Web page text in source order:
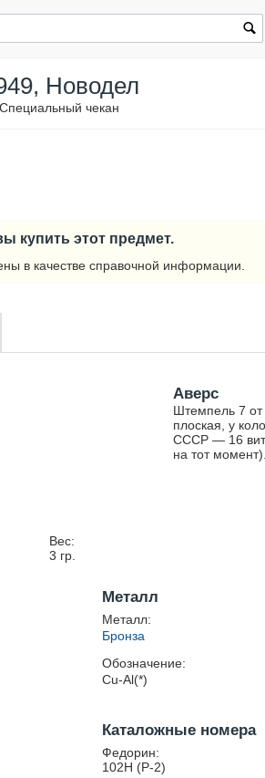
Новодел
чекан
купить этот предмет.
в качестве справочной информации.
Аверс
Штемпель 7 от
плоская, у
СССР — 16
на тот момент).
Вес:
3 гр.
Металл
Металл:
Бронза
Обозначение:
Cu-Al(*)
Каталожные номера
Федорин:
102Н (Р-2)